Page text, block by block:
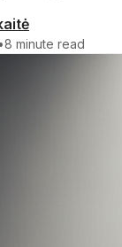
•8 minute read